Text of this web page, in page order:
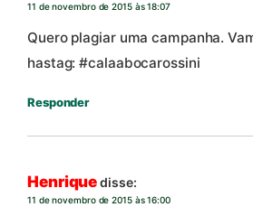
11 de novembro de 2015 às 18:07
Quero plagiar uma campanha.
hastag: #calaabocarossini
Responder
Henriquedisse:
11 de novembro de 2015 às 16:00